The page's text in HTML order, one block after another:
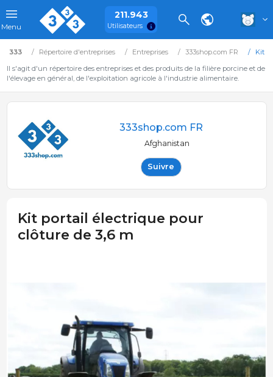
Menu
211.943
Utilisateurs
333 Répertoire d'entreprises Entreprises 333shop.com FR
Kit
Il s'agit d'un répertoire des entreprises et des produits de la filière porcine et de
l'élevage en général, de l'exploitation agricole à l'industrie alimentaire.
333shop.com FR
Afghanistan
Suivre
Kit portail électrique pour
clôture de 3,6 m